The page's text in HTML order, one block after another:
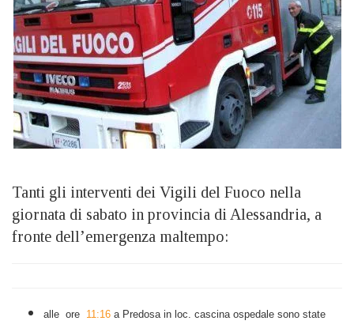
Tanti gli interventi dei Vigili del Fuoco nella
giornata di sabato in provincia di Alessandria, a
fronte dell’emergenza maltempo:
alle ore 11:16 a Predosa in loc. cascina ospedale sono state